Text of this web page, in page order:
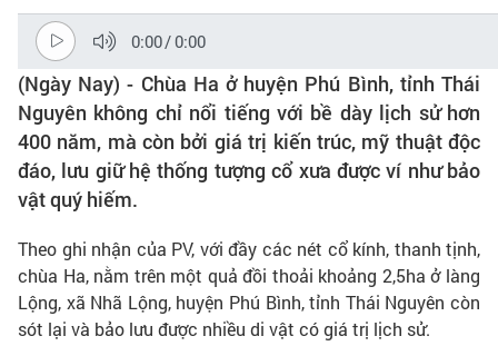
0:00/0:00
(Ngày Nay) - Chùa Ha ở huyện Phú Bình, tỉnh Thái
Nguyên không chỉ nổi tiếng với bề dày lịch sử hơn
400 năm, mà còn bởi giá trị kiến trúc, mỹ thuật độc
đáo, lưu giữ hệ thống tượng cổ xưa được ví như bảo
vật quý hiếm.
Theo ghi nhận của PV, với đầy các nét cổ kính, thanh tịnh,
chùa Ha, nằm trên một quả đồi thoải khoảng 2,5ha ở làng
Lộng, xã Nhã Lộng, huyện Phú Bình, tỉnh Thái Nguyên còn
sót lại và bảo lưu được nhiều di vật có giá trị lịch sử.